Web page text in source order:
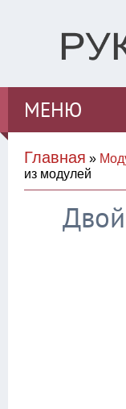
МЕНЮ
Главная »
из модулей